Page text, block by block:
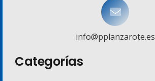
info@pplanzarote.es
Categorías